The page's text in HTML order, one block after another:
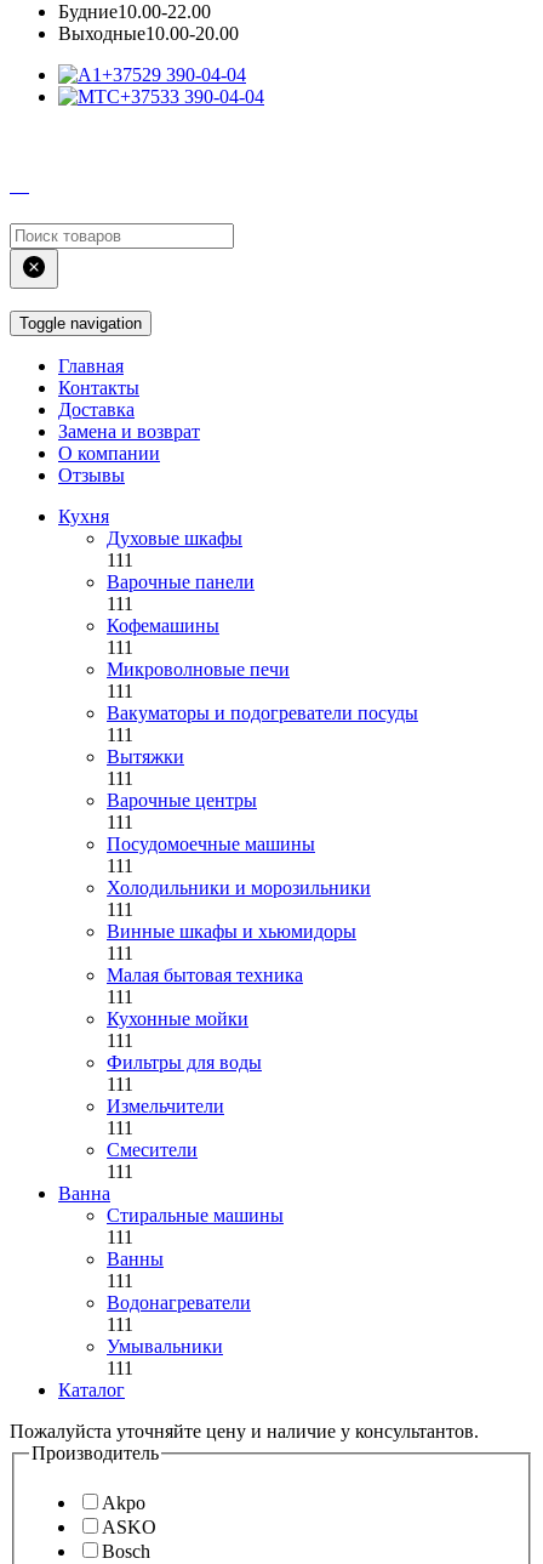
Будние10.00-22.00
Выходные10.00-20.00
+37529 390-04-04
+37533 390-04-04
Toggle navigation
Главная
Контакты
Доставка
Замена и возврат
О компании
Отзывы
Кухня
Духовые шкафы
111
Варочные панели
111
Кофемашины
111
Микроволновые печи
111
Вакуматоры и подогреватели посуды
111
Вытяжки
111
Варочные центры
111
Посудомоечные машины
111
Холодильники и морозильники
111
Винные шкафы и хьюмидоры
111
Малая бытовая техника
111
Кухонные мойки
111
Фильтры для воды
111
Измельчители
111
Смесители
111
Ванна
Стиральные машины
111
Ванны
111
Водонагреватели
111
Умывальники
111
Каталог
Пожалуйста уточняйте цену и наличие у консультантов.
Производитель
Akpo
ASKO
Bosch